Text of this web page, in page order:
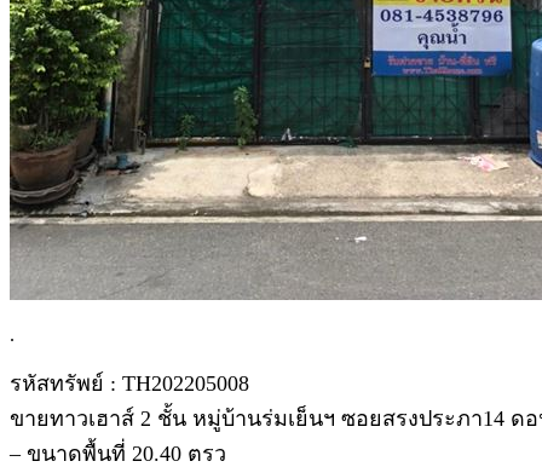
.
รหัสทรัพย์ : TH202205008
ขายทาวเฮาส์ 2 ชั้น หมู่บ้านร่มเย็นฯ ซอยสรงประภา14 ด
– ขนาดพื้นที่ 20.40 ตรว